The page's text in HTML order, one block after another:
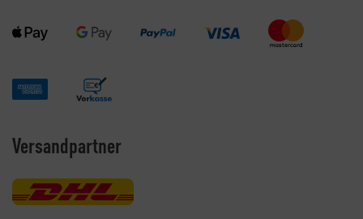
Versandpartner